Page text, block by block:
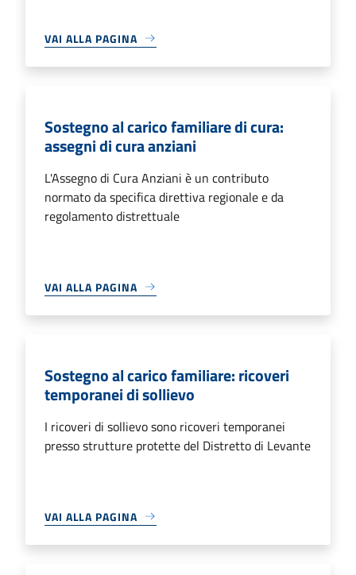
VAI ALLA PAGINA
Sostegno al carico familiare di cura:
assegni di cura anziani
L'Assegno di Cura Anziani è un contributo
normato da specifica direttiva regionale e da
regolamento distrettuale
VAI ALLA PAGINA
Sostegno al carico familiare: ricoveri
temporanei di sollievo
I ricoveri di sollievo sono ricoveri temporanei
presso strutture protette del Distretto di Levante
VAI ALLA PAGINA